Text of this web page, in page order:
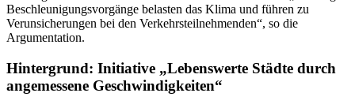
Beschleunigungsvorgänge belasten das Klima und führen zu
Verunsicherungen bei den Verkehrsteilnehmenden“, so die
Argumentation.
Hintergrund: Initiative „Lebenswerte Städte durch
angemessene Geschwindigkeiten“